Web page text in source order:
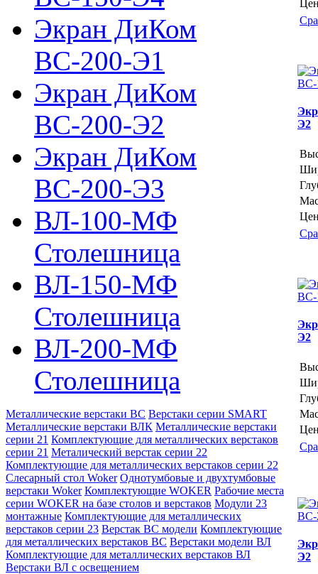
Экран ДиКом
ВС-200-Э1
Экран ДиКом
ВС-200-Э2
Экран ДиКом
ВС-200-Э3
ВЛ-100-МФ
Столешница
ВЛ-150-МФ
Столешница
ВЛ-200-МФ
Столешница
Металлические верстаки ВС Верстаки серии SMART
Металлические верстаки ВЛК Металлические верстаки
серии 21 Комплектующие для металлических верстаков
серии 21 Металический верстак серии 22
Комплектующие для металлических верстаков серии 22
Слесарный стол Woker Однотумбовые и двухтумбовые
верстаки Woker Комплектующие WOKER Рабочие места
серии WOKER на базе столов и верстаков Модули 23
монтажные Комплектующие для металлических
верстаков серии 23 Верстак ВС модели Комплектующие
для металлических верстаков ВС Верстаки модели ВЛ
Комплектующие для металлических верстаков ВЛ
Верстаки ВЛ с освещением
Э2
Э2
Э2